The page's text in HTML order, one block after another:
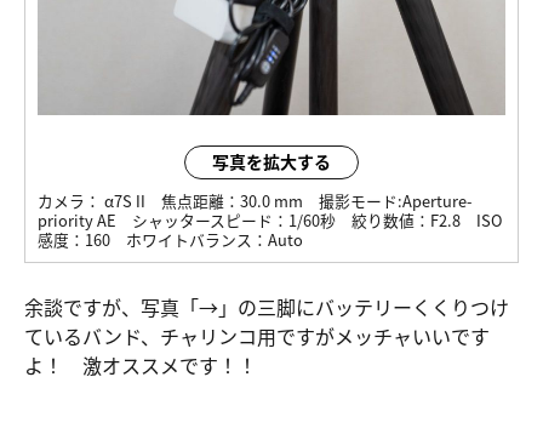
写真を拡大する
カメラ： α7S II 焦点距離： 30.0 mm 撮影モード:Aperture-
priority AE
シャッタースピード： 1/60秒 絞り数値： F2.8
ISO
感度： 160 ホワイトバランス： Auto
余談ですが、写真「→」の三脚にバッテリーくくりつけ
ているバンド、チャリンコ用ですがメッチャいいです
よ！ 激オススメです！！